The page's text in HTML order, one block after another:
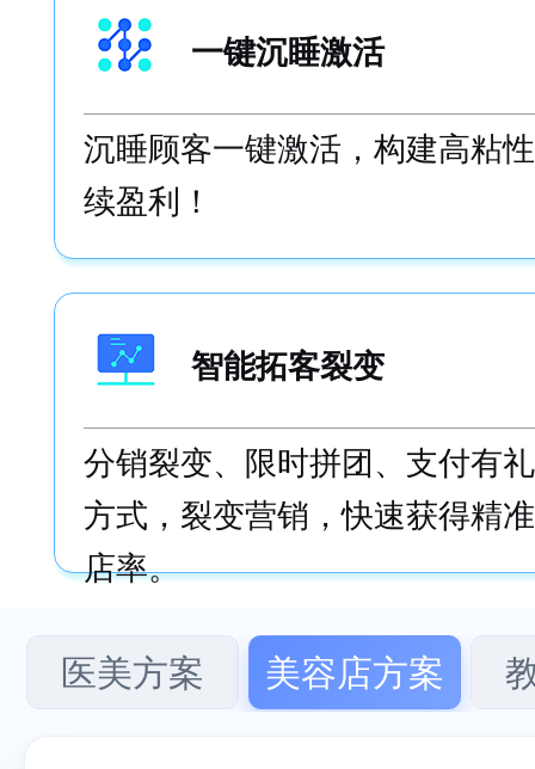
一键沉睡激活
沉睡顾客一键激活，构建高粘
续盈利！
智能拓客裂变
分销裂变、限时拼团、支付有
方式，裂变营销，快速获得精
店率。
医美方案 美容店方案